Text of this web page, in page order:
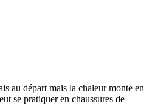
au départ mais la chaleur monte en
se pratiquer en chaussures de